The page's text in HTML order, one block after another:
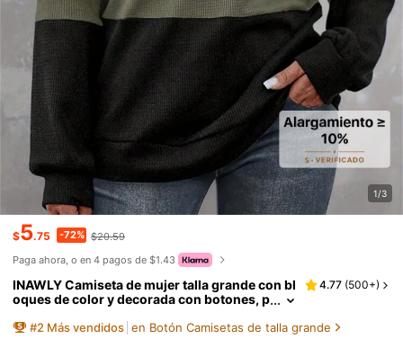
1/3
$5.75 -72% $20.59
Paga ahora, o en 4 pagos de $1.43
INAWLY Camiseta de mujer talla grande con bl
oques de color y decorada con botones, p
4.77 (500+)
#2 Más vendidos en Botón Camisetas de talla grande